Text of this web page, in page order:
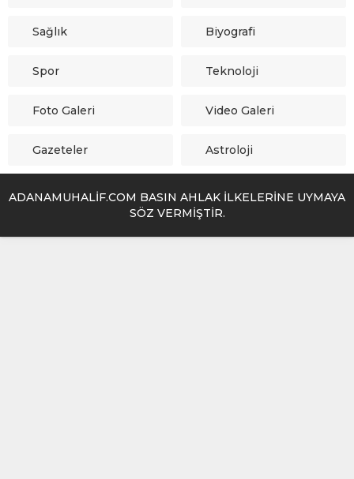
Sağlık Biyografi
Spor Teknoloji
Foto Galeri Video Galeri
Gazeteler Astroloji
ADANAMUHALİF.COM BASIN AHLAK İLKELERİNE UYMAYA
SÖZ VERMİŞTİR.